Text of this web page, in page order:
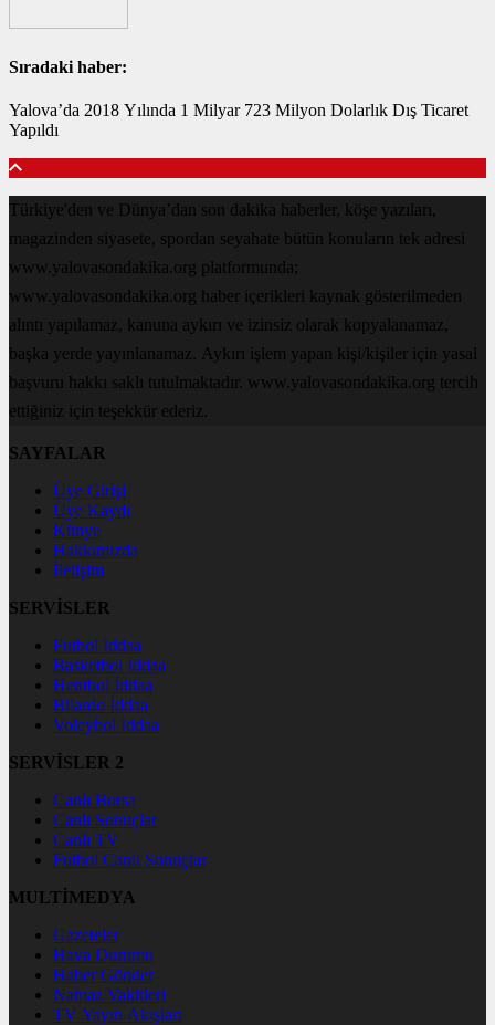
Sıradaki haber:
Yalova’da 2018 Yılında 1 Milyar 723 Milyon Dolarlık Dış Ticaret
Yapıldı
Türkiye'den ve Dünya’dan son dakika haberler, köşe yazıları,
magazinden siyasete, spordan seyahate bütün konuların tek adresi
www.yalovasondakika.org platformunda;
www.yalovasondakika.org haber içerikleri kaynak gösterilmeden
alıntı yapılamaz, kanuna aykırı ve izinsiz olarak kopyalanamaz,
başka yerde yayınlanamaz. Aykırı işlem yapan kişi/kişiler için yasal
başvuru hakkı saklı tutulmaktadır. www.yalovasondakika.org tercih
ettiğiniz için teşekkür ederiz.
SAYFALAR
Üye Girişi
Üye Kaydı
Künye
Hakkımızda
İletişim
SERVİSLER
Futbol İddaa
Basketbol İddaa
Hentbol İddaa
Bilardo İddaa
Voleybol İddaa
SERVİSLER 2
Canlı Borsa
Canlı Sonuçlar
Canlı TV
Futbol Canlı Sonuçlar
MULTİMEDYA
Gazeteler
Hava Durumu
Haber Gönder
Namaz Vakitleri
TV Yayın Akışları